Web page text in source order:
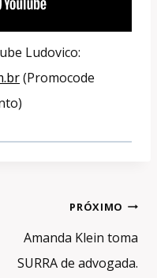
Ludovico:
(Promocode
PRÓXIMO
Amanda Klein toma
SURRA de advogada.